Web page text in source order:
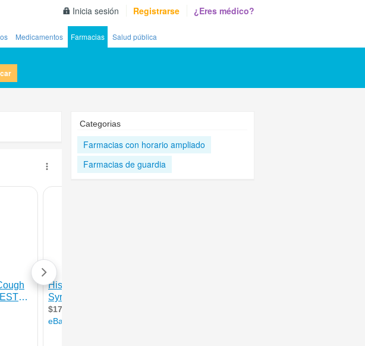
Inicia sesión Registrarse ¿Eres médico?
Medicamentos Farmacias Salud pública
Categorias
Farmacias con horario ampliado
Farmacias de guardia